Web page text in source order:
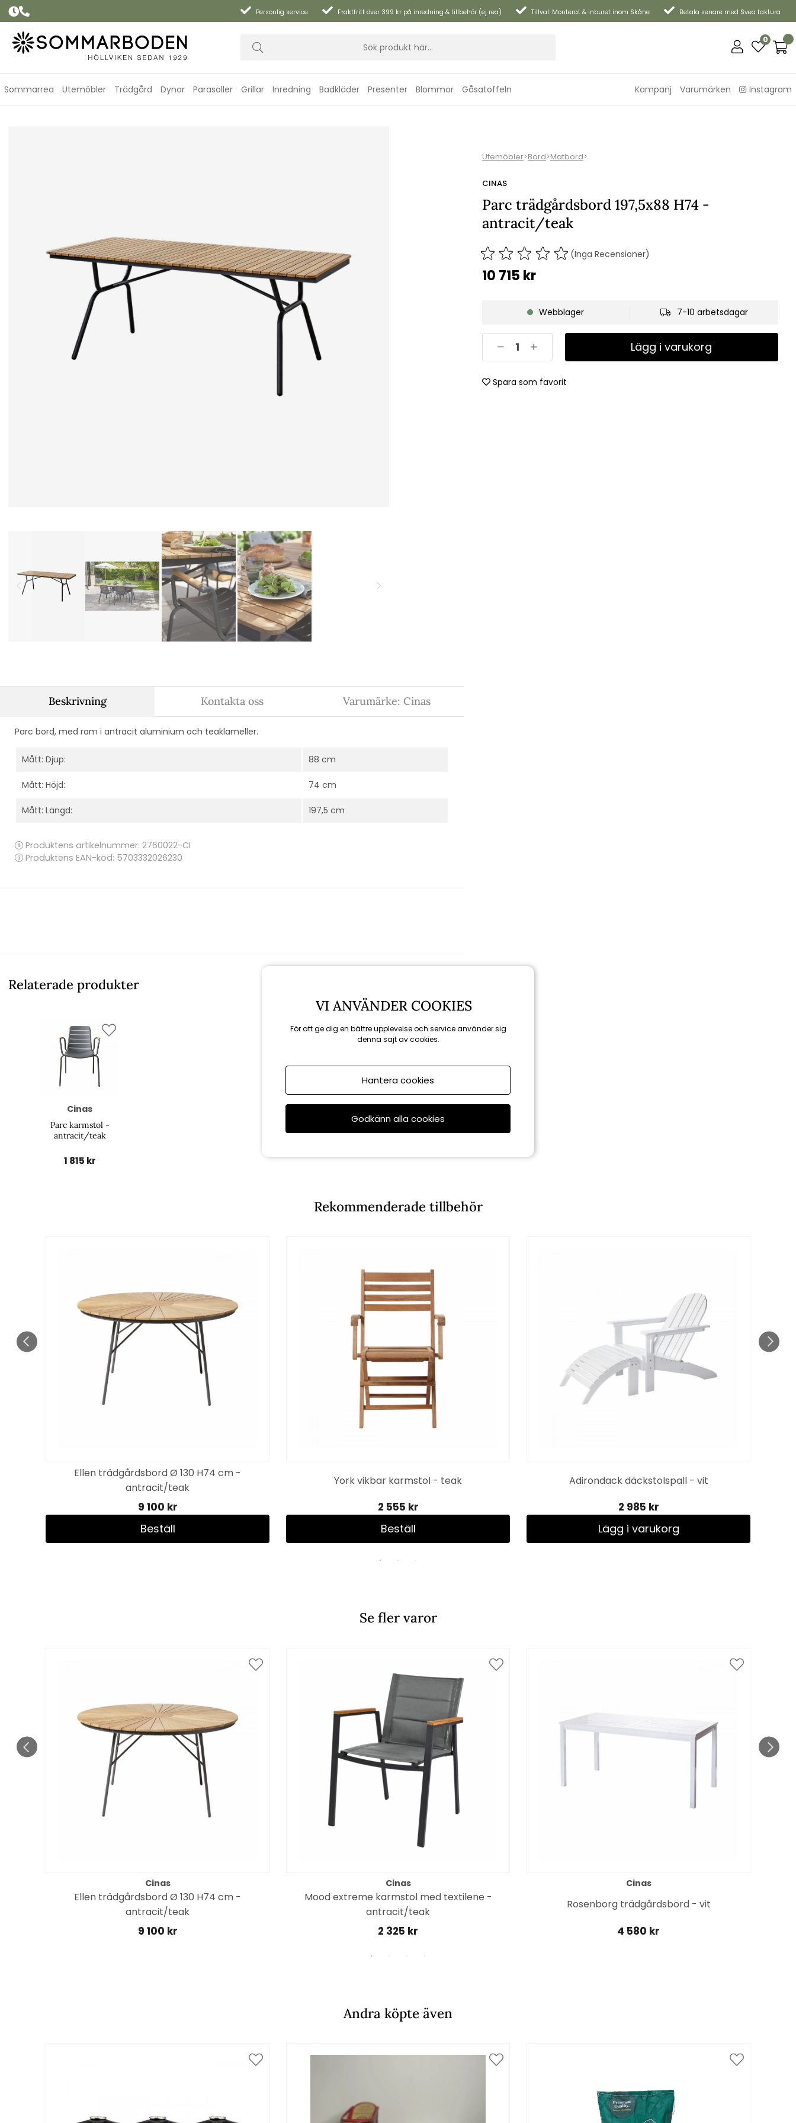
Personlig service Fraktfritt över 399 kr på inredning & tillbehör (ej rea) Tillval: Monterat & inburet inom Skåne Betala senare med Svea faktura
0
Sommarrea Utemöbler Trädgård Dynor Parasoller Grillar Inredning Badkläder Presenter Blommor Gåsatoffeln Kampanj Varumärken Instagram
Utemöbler>Bord>Matbord>
CINAS
Parc trädgårdsbord 197,5x88 H74 -
antracit/teak
(Inga Recensioner)
10 715 kr
Webblager 7-10 arbetsdagar
Lägg i varukorg
Spara som favorit
Beskrivning
Parc bord, med ram i antracit aluminium och teaklameller.
Mått: Djup: 88 cm
Mått: Höjd: 74 cm
Mått: Längd: 197,5 cm
Produktens artikelnummer: 2760022-CI
Produktens EAN-kod: 5703332026230
Kontakta oss Varumärke: Cinas
Relaterade produkter
Cinas
Parc karmstol -
antracit/teak
1 815 kr
Rekommenderade tillbehör
Ellen trädgårdsbord Ø 130 H74 cm -
antracit/teak
9 100 kr
Beställ
York vikbar karmstol - teak
2 555 kr
Beställ
Adirondack däckstolspall - vit
2 985 kr
Lägg i varukorg
Se fler varor
Cinas
Ellen trädgårdsbord Ø 130 H74 cm -
antracit/teak
9 100 kr
Cinas
Mood extreme karmstol med textilene -
antracit/teak
2 325 kr
Cinas
Rosenborg trädgårdsbord - vit
4 580 kr
Andra köpte även
VI ANVÄNDER COOKIES
För att ge dig en bättre upplevelse och service använder sig
denna sajt av cookies.
Hantera cookies
Godkänn alla cookies